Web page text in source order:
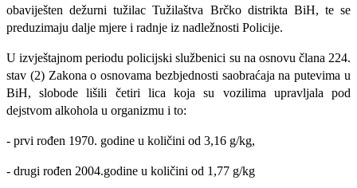
obaviješten dežurni tužilac Tužilaštva Brčko distrikta BiH, te se
preduzimaju dalje mjere i radnje iz nadležnosti Policije.
U izvještajnom periodu policijski službenici su na osnovu člana 224.
stav (2) Zakona o osnovama bezbjednosti saobraćaja na putevima u
BiH, slobode lišili četiri lica koja su vozilima upravljala pod
dejstvom alkohola u organizmu i to:
- prvi rođen 1970. godine u količini od 3,16 g/kg,
- drugi rođen 2004.godine u količini od 1,77 g/kg